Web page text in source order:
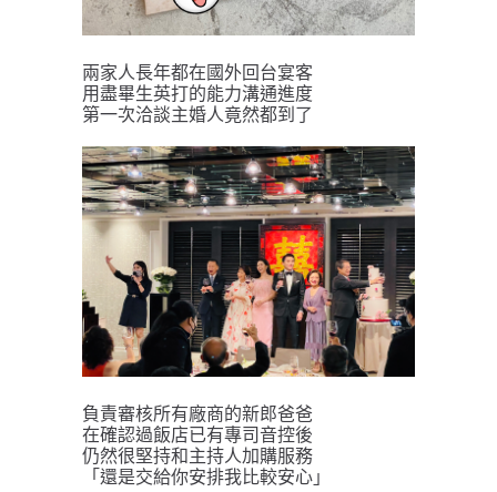
兩家人長年都在國外回台宴客
用盡畢生英打的能力溝通進度
第一次洽談主婚人竟然都到了
負責審核所有廠商的新郎爸爸
在確認過飯店已有專司音控後
仍然很堅持和主持人加購服務
「還是交給你安排我比較安心」